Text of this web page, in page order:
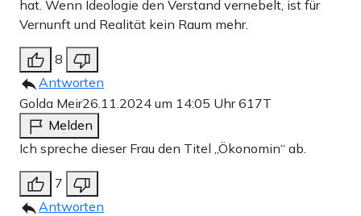
hat. Wenn Ideologie den Verstand vernebelt, ist für
Vernunft und Realität kein Raum mehr.
8
Antworten
Golda Meir26.11.2024 um 14:05 Uhr617T
Melden
Ich spreche dieser Frau den Titel „Ökonomin“ ab.
7
Antworten